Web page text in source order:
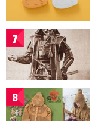
7
8